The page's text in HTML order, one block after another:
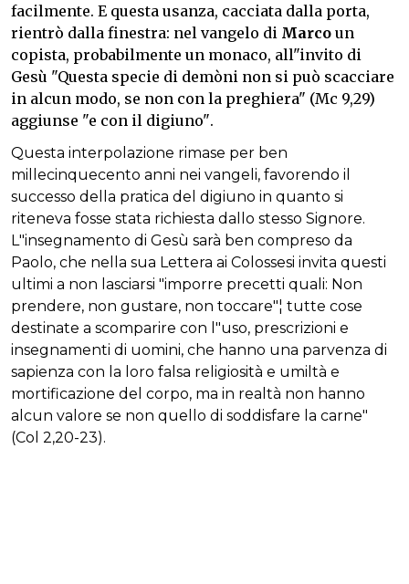
facilmente. E questa usanza, cacciata dalla porta,
rientrò dalla finestra: nel vangelo di Marco un
copista, probabilmente un monaco, all"invito di
Gesù "Questa specie di demòni non si può scacciare
in alcun modo, se non con la preghiera" (Mc 9,29)
aggiunse "e con il digiuno".
Questa interpolazione rimase per ben
millecinquecento anni nei vangeli, favorendo il
successo della pratica del digiuno in quanto si
riteneva fosse stata richiesta dallo stesso Signore.
L"insegnamento di Gesù sarà ben compreso da
Paolo, che nella sua Lettera ai Colossesi invita questi
ultimi a non lasciarsi "imporre precetti quali: Non
prendere, non gustare, non toccare"¦ tutte cose
destinate a scomparire con l"uso, prescrizioni e
insegnamenti di uomini, che hanno una parvenza di
sapienza con la loro falsa religiosità e umiltà e
mortificazione del corpo, ma in realtà non hanno
alcun valore se non quello di soddisfare la carne"
(Col 2,20-23).